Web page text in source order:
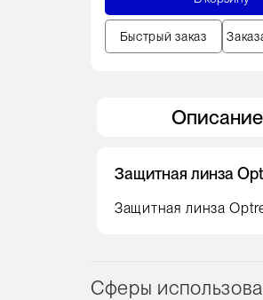
Быстрый заказ
Описание
Защитная линза
Защитная линза
Сферы